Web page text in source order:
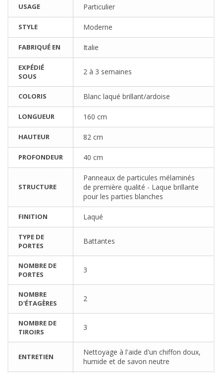
USAGE Particulier
STYLE Moderne
FABRIQUÉ EN Italie
EXPÉDIÉ
SOUS
2 à 3 semaines
COLORIS Blanc laqué brillant/ardoise
LONGUEUR 160 cm
HAUTEUR 82 cm
PROFONDEUR 40 cm
STRUCTURE
Panneaux de particules mélaminés
de première qualité - Laque brillante
pour les parties blanches
FINITION Laqué
TYPE DE
PORTES
Battantes
NOMBRE DE
PORTES
3
NOMBRE
D'ÉTAGÈRES
2
NOMBRE DE
TIROIRS
3
ENTRETIEN
Nettoyage à l'aide d'un chiffon doux,
humide et de savon neutre